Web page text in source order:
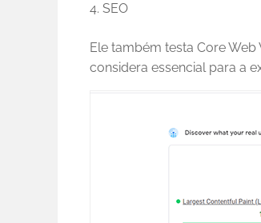
SEO
Ele também testa Core
considera essencial para a